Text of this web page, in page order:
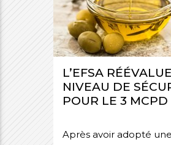
L’EFSA
NIVEAU DE
POUR LE 3 MCPD
Après avoir adopté une